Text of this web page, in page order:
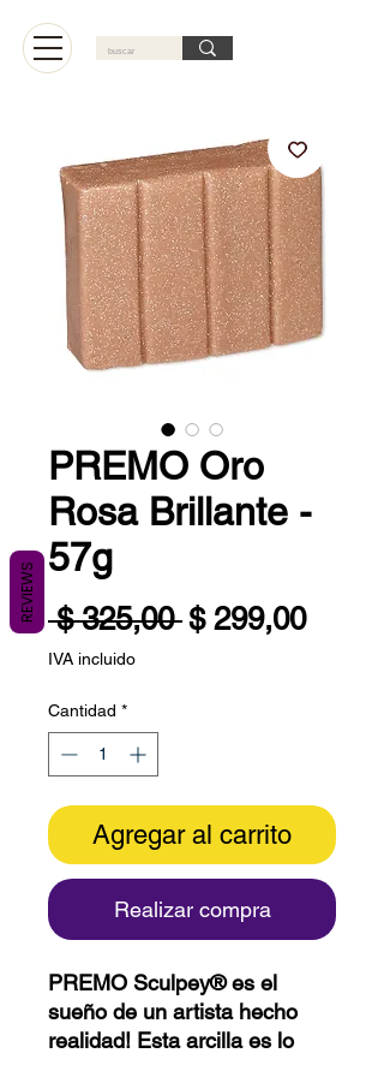
PREMO Oro
Rosa Brillante -
57g
$ 325,00 Precio
$ 299,00Precio
IVA incluido
Cantidad *
Agregar al carrito
Realizar compra
PREMO Sculpey® es el
sueño de un artista hecho
realidad! Esta arcilla es lo
REVIEWS